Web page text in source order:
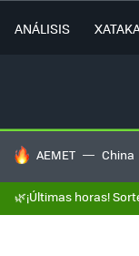
ANÁLISIS
HOY SE HABLA DE
AEMET China
🌿¡Últimas horas!